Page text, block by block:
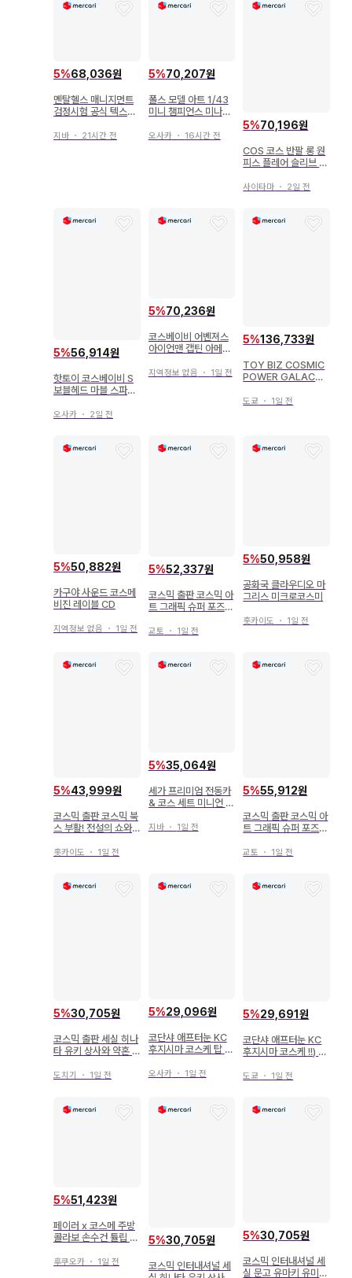
5%68,036원
멘탈헬스 매니지먼트
검정시험 공식 텍스트
기출문제집
지바 ・ 21시간 전
5%70,207원
폴스 모델 아트 1/43
미니 챔피언스 미나르
프라이자허 2005
오사카・ 16시간 전
5%70,196원
COS 코스 반팔 롱 원
피스 플레어 슬리브 X
사이타마 ・ 2일 전
5%56,914원
핫토이 코스베이비 S
보블헤드 마블 스파이
슈트 COSB620
오사카 ・ 2일 전
5%70,236원
코스베이비 어벤져스
아이언맨 캡틴 아메리
지역정보 없음 ・ 1일 전
5%136,733원
TOY BIZ COSMIC
POWER GALACTU
도쿄 ・ 1일 전
5%50,882원
카구야 사운드 코스메
비진 레이블 CD
지역정보 없음 ・ 1일 전
5%52,337원
코스믹 출판 코스믹 아
트 그래픽 슈퍼 포즈북
교토 ・ 1일 전
5%50,958원
공화국 클라우디오 마
그리스 미크로코스미
홋카이도 ・ 1일 전
5%43,999원
코스믹 출판 코스믹 북
스 부활! 전설의 쇼와
홋카이도 ・ 1일 전
5%35,064원
세가 프리미엄 전동카
& 코스 세트 미니언 메
지바・ 1일 전
5%55,912원
코스믹 출판 코스믹 아
트 그래픽 슈퍼 포즈북
교토 ・ 1일 전
5%30,705원
코스믹 출판 세실 히나
타 유키 상사와 약혼 ~
도치기 ・ 1일 전
5%29,096원
코단샤 애프터눈 KC
후지시마 코스케 탑 G
오사카・ 1일 전
5%29,691원
코단샤 애프터눈 KC
후지시마 코스케 !!) 탑
도쿄 ・ 1일 전
5%51,423원
페이러 x 코스메 주방
콜라보 손수건 튤립 토
후쿠오카 ・ 1일 전
5%30,705원
코스믹 인터내셔널 세
5%30,705원
코스믹 인터내셔널 세
실 문고 유마키 유미